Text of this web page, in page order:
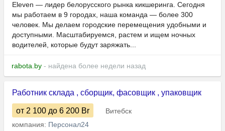
Eleven — лидер белорусского рынка кикшеринга. Сегодня
мы работаем в 9 городах, наша команда — более 300
человек. Мы делаем городские перемещения удобными и
доступными. Масштабируемся, растем и ищем ночных
водителей, которые будут заряжать...
rabota.by - найдена более недели назад
Работник склада , сборщик, фасовщик , упаковщик
от 2 100 до 6 200 Br
Витебск
компания: Персонал24